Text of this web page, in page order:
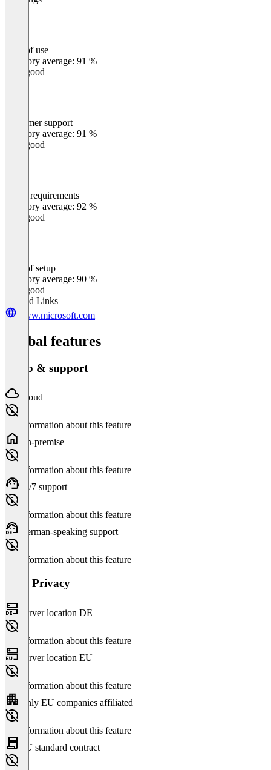
Ease of use
Category average: 91 %
Very good
Customer support
Category average: 91 %
Very good
Meets requirements
Category average: 92 %
Very good
Ease of setup
Category average: 90 %
Very good
Related Links
www.microsoft.com
Global features
Setup & support
Cloud
No information about this feature
On-premise
No information about this feature
24/7 support
No information about this feature
German-speaking support
No information about this feature
Data Privacy
Server location DE
No information about this feature
Server location EU
No information about this feature
Only EU companies affiliated
No information about this feature
EU standard contract